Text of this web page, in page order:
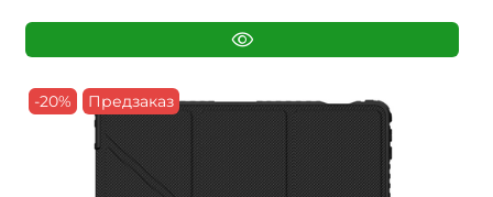
-20% Предзаказ